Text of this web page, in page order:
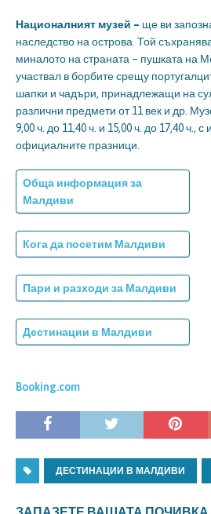
Националният музей – ще ви
наследство на острова. Той
миналото на страната – пушката на
участвал в борбите срещу
шапки и чадъри, принадлежащи на
различни предмети от 11 век и др.
9,00 ч. до 11,40 ч. и 15,00 ч. до 17,40 ч.,
официалните празници.
Обща информация за
Малдиви
Кога да посетим Малдиви
Пари и разходи за Малдиви
Дестинации в Малдиви
Booking.com
ДЕСТИНАЦИИ В МАЛДИВИ